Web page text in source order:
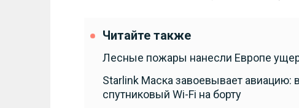
Читайте также
Лесные пожары нанесли Европе
Starlink Маска завоевывает авиацию:
спутниковый Wi-Fi на борту